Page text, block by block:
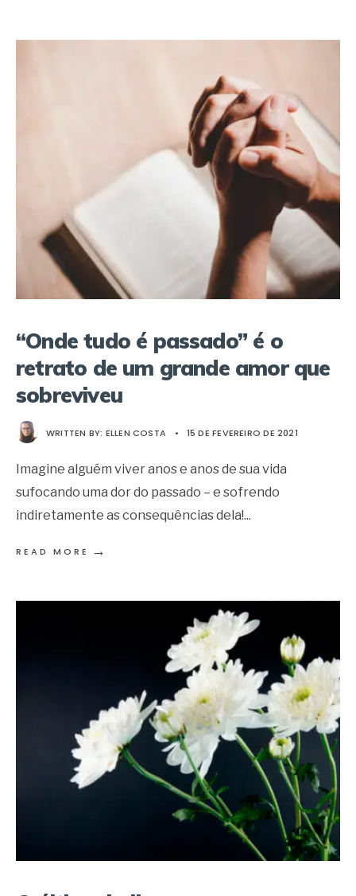
“Onde tudo é passado” é o
retrato de um grande amor que
sobreviveu
WRITTEN BY: ELLEN COSTA • 15 DE FEVEREIRO DE 2021
Imagine alguém viver anos e anos de sua vida
sufocando uma dor do passado – e sofrendo
indiretamente as consequências dela!...
READ MORE →